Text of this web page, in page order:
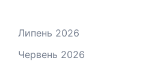
Липень 2026
Червень 2026